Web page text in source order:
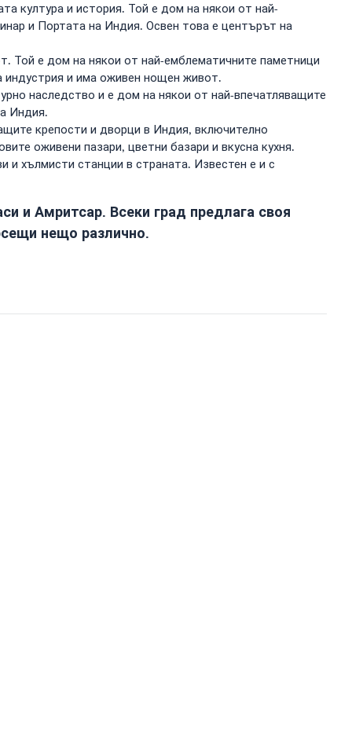
култура и история. Той е дом на някои от най-
и Портата на Индия. Освен това е центърът на
Той е дом на някои от най-емблематичните паметници
и има оживен нощен живот.
наследство и е дом на някои от най-впечатляващите
Индия.
крепости и дворци в Индия, включително
оживени пазари, цветни базари и вкусна кухня.
хълмисти станции в страната. Известен е и с
и Амритсар. Всеки град предлага своя
нещо различно.